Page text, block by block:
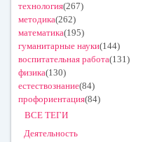
технология(267)
методика(262)
математика(195)
гуманитарные науки(144)
воспитательная работа(131)
физика(130)
естествознание(84)
профориентация(84)
ВСЕ ТЕГИ
Деятельность